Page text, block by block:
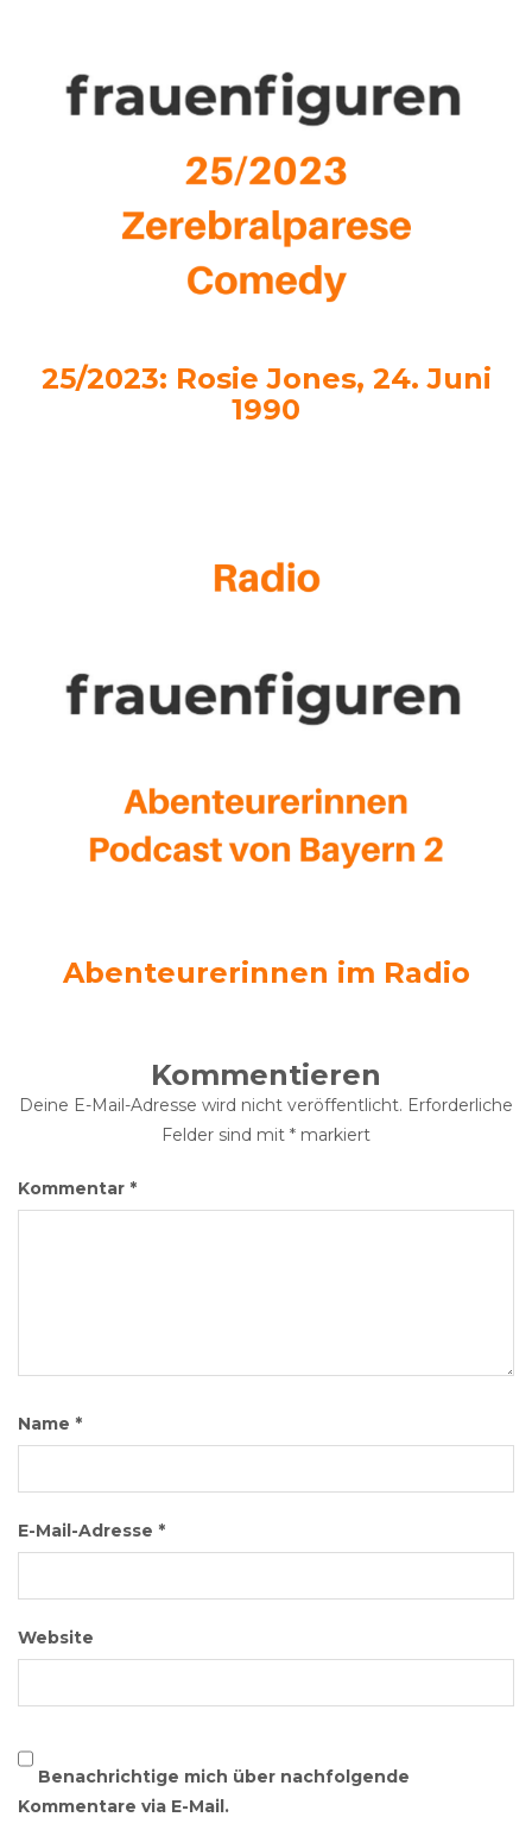
25/2023: Rosie Jones, 24. Juni
1990
Abenteurerinnen im Radio
Kommentieren
Deine E-Mail-Adresse wird nicht veröffentlicht. Erforderliche
Felder sind mit * markiert
Kommentar *
Name *
E-Mail-Adresse *
Website
Benachrichtige mich über nachfolgende
Kommentare via E-Mail.